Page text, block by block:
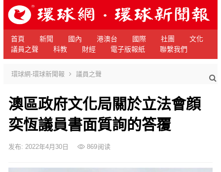
首頁 新聞 國內 港澳台 國際 社團
文化
議員之聲
科教 財經 電子版報紙 聯繫我們
環球網-環球新聞報 議員之聲
澳區政府文化局關於立法會顔
奕恆議員書面質詢的答覆
发布: 2022年4月30日 869阅读